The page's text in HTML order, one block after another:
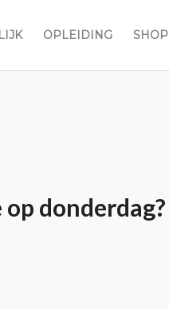
OPLEIDING SHOP
donderdag?